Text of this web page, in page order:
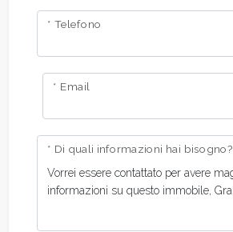
* Telefono
* Email
* Di quali informazioni hai bisogno?